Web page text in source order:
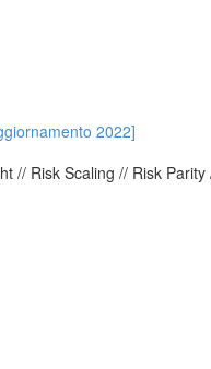
2022]
// Risk Scaling // Risk